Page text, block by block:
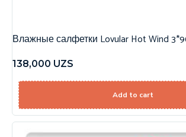
Влажные салфетки Lovular Hot Wind
138,000 UZS
Add to cart